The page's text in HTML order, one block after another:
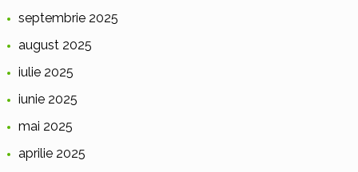
septembrie 2025
august 2025
iulie 2025
iunie 2025
mai 2025
aprilie 2025